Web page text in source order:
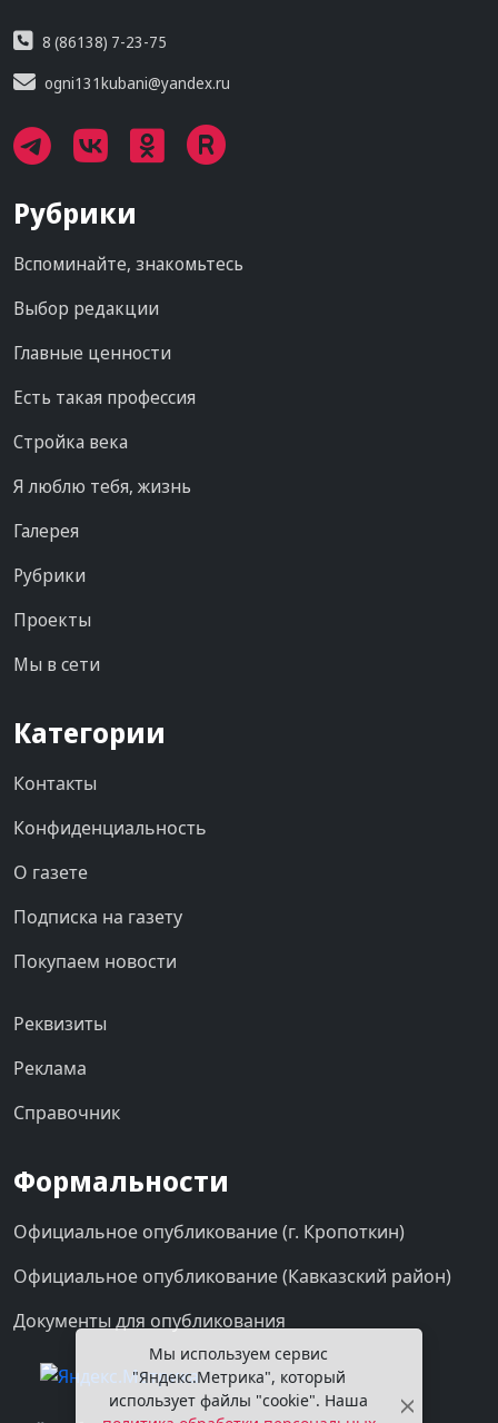
8 (86138) 7-23-75
ogni131kubani@yandex.ru
Рубрики
Вспоминайте, знакомьтесь
Выбор редакции
Главные ценности
Есть такая профессия
Стройка века
Я люблю тебя, жизнь
Галерея
Рубрики
Проекты
Мы в сети
Категории
Контакты
Конфиденциальность
О газете
Подписка на газету
Покупаем новости
Реквизиты
Реклама
Справочник
Формальности
Официальное опубликование (г. Кропоткин)
Официальное опубликование (Кавказский район)
Документы для опубликования
Мы используем сервис
"Яндекс.Метрика", который
использует файлы "cookie". Наша